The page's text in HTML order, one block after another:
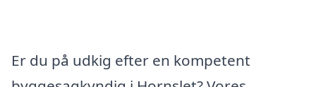
Er du på udkig efter en kompetent